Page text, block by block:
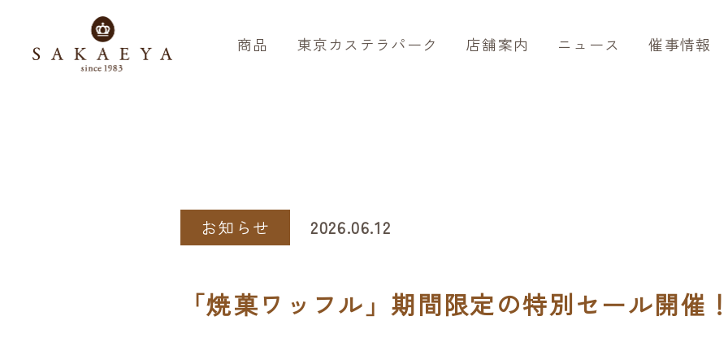
商品 東京カステラパーク 店舗案内 ニュース 催事情報
お知らせ 2026.06.12
「焼菓ワッフル」期間限定の特別セール開催